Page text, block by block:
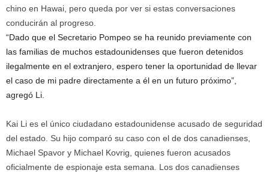
chino en Hawai, pero queda por ver si estas conversaciones
conducirán al progreso.
“Dado que el Secretario Pompeo se ha reunido previamente con
las familias de muchos estadounidenses que fueron detenidos
ilegalmente en el extranjero, espero tener la oportunidad de llevar
el caso de mi padre directamente a él en un futuro próximo”,
agregó Li.
Kai Li es el único ciudadano estadounidense acusado de seguridad
del estado. Su hijo comparó su caso con el de dos canadienses,
Michael Spavor y Michael Kovrig, quienes fueron acusados ​​
oficialmente de espionaje esta semana. Los dos canadienses